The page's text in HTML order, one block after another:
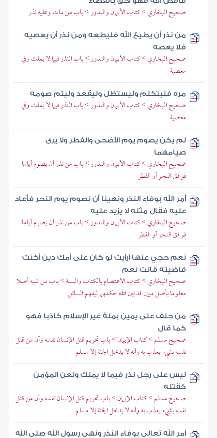
صحيح البخاري > كتاب الأيمان والنذور > باب من مات وعليه نذر
من نذر أن يطيع الله فليطعه ومن نذر أن يعصيه
فلا يعصه
صحيح البخاري > كتاب الأيمان والنذور > باب النذر فيما لا يملك وفي
معصية
مره فليتكلم وليستظل وليقعد وليتم صومه
صحيح البخاري > كتاب الأيمان والنذور > باب النذر فيما لا يملك وفي
معصية
لم يكن يصوم يوم الأضحى والفطر ولا يرى
صيامهما
صحيح البخاري > كتاب الأيمان والنذور > باب من نذر أن يصوم أياما
فوافق النحر أو الفطر
أمر الله بوفاء النذر ونهينا أن نصوم يوم النحر فأعاد
عليه فقال مثله لا يزيد عليه
صحيح البخاري > كتاب الأيمان والنذور > باب من نذر أن يصوم أياما
فوافق النحر أو الفطر
نعم حجي عنها أرأيت لو كان على أمك دين أكنت
قاضيته قالت نعم
صحيح البخاري > كتاب الاعتصام بالكتاب والسنة > باب من شبه أصلا
معلوما بأصل مبين قد بين الله حكمهما ليفهم السائل
من حلف على يمين بملة غير الإسلام كاذبا فهو
كما قال
صحيح مسلم > كتاب الإيمان > باب تحريم قتل الإنسان نفسه وأن من قتل
نفسه بشيء يعذب به وأنه لا يدخل الجنة إلا مسلم
ليس على رجل نذر فيما لا يملك ولعن المؤمن
كقتله
صحيح مسلم > كتاب الإيمان > باب تحريم قتل الإنسان نفسه وأن من قتل
نفسه بشيء يعذب به وأنه لا يدخل الجنة إلا مسلم
أمر الله تعالى بوفاء النذر ونهى رسول الله صلى الله